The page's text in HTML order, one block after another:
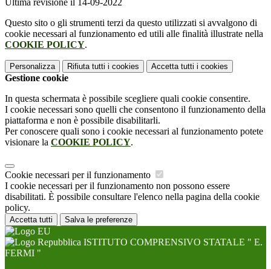
Ultima revisione il 14-09-2022
Questo sito o gli strumenti terzi da questo utilizzati si avvalgono di
cookie necessari al funzionamento ed utili alle finalità illustrate nella
COOKIE POLICY.
Personalizza Rifiuta tutti i cookies Accetta tutti i cookies
Gestione cookie
In questa schermata è possibile scegliere quali cookie consentire.
I cookie necessari sono quelli che consentono il funzionamento della
piattaforma e non è possibile disabilitarli.
Per conoscere quali sono i cookie necessari al funzionamento potete
visionare la COOKIE POLICY.
Cookie necessari per il funzionamento
I cookie necessari per il funzionamento non possono essere
disabilitati. È possibile consultare l'elenco nella pagina della cookie
policy.
Accetta tutti Salva le preferenze
ISTITUTO COMPRENSIVO STATALE " E.
FERMI "